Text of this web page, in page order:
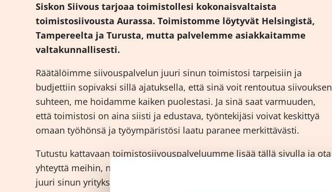
Siskon Siivous tarjoaa toimistollesi kokonaisvaltaista
toimistosiivousta Aurassa. Toimistomme löytyvät Helsingistä,
Tampereelta ja Turusta, mutta palvelemme asiakkaitamme
valtakunnallisesti.
Räätälöimme siivouspalvelun juuri sinun toimistosi tarpeisiin ja
budjettiin sopivaksi sillä ajatuksella, että sinä voit rentoutua siivouksen
suhteen, me hoidamme kaiken puolestasi. Ja sinä saat varmuuden,
että toimistosi on aina siisti ja edustava, työntekijäsi voivat keskittyä
omaan työhönsä ja työympäristösi laatu paranee merkittävästi.
Tutustu kattavaan toimistosiivouspalveluumme lisää tällä sivulla ja ota
yhteyttä meihin, niin suunnitellaan paras mahdollinen siivouspalvelu
juuri sinun yrityksellesi!